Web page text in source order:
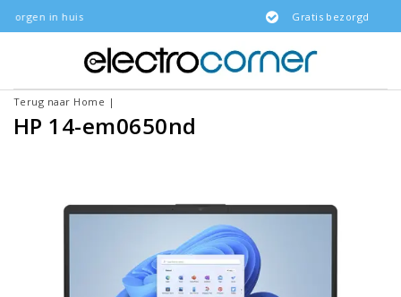
Gratis bezorgd
Terug naar Home |
HP 14-em0650nd